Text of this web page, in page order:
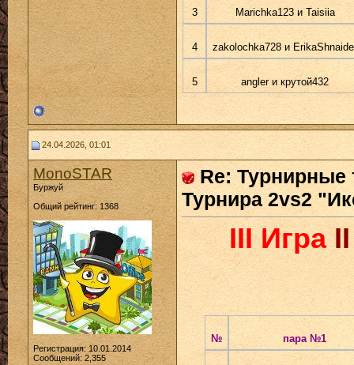
3 Marichka123 и Taisiia
4 zakolochka728 и
5 angler и крутой432
24.04.2026, 01:01
MonoSTAR
Буржуй
Общий рейтинг: 1368
Регистрация: 10.01.2014
Сообщений: 2,355
Re: Турнирные
Турнира 2vs2
III ИграII
№ пара №1